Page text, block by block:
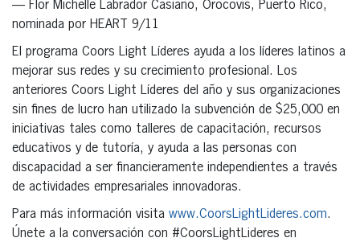
— Flor Michelle Labrador Casiano, Orocovis, Puerto Rico,
nominada por HEART 9/11
El programa Coors Light Líderes ayuda a los líderes latinos a
mejorar sus redes y su crecimiento profesional. Los
anteriores Coors Light Líderes del año y sus organizaciones
sin fines de lucro han utilizado la subvención de $25,000 en
iniciativas tales como talleres de capacitación, recursos
educativos y de tutoría, y ayuda a las personas con
discapacidad a ser financieramente independientes a través
de actividades empresariales innovadoras.
Para más información visita www.CoorsLightLideres.com.
Únete a la conversación con #CoorsLightLideres en